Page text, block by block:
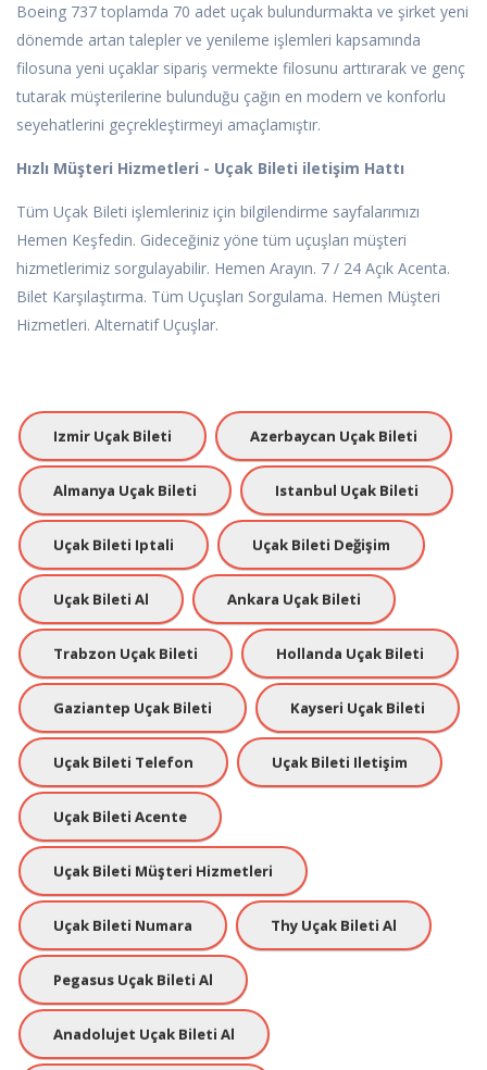
Boeing 737 toplamda 70 adet uçak bulundurmakta ve şirket yeni
dönemde artan talepler ve yenileme işlemleri kapsamında
filosuna yeni uçaklar sipariş vermekte filosunu arttırarak ve genç
tutarak müşterilerine bulunduğu çağın en modern ve konforlu
seyehatlerini geçrekleştirmeyi amaçlamıştır.
Hızlı Müşteri Hizmetleri - Uçak Bileti iletişim Hattı
Tüm Uçak Bileti işlemleriniz için bilgilendirme sayfalarımızı
Hemen Keşfedin. Gideceğiniz yöne tüm uçuşları müşteri
hizmetlerimiz sorgulayabilir. Hemen Arayın. 7 / 24 Açık Acenta.
Bilet Karşılaştırma. Tüm Uçuşları Sorgulama. Hemen Müşteri
Hizmetleri. Alternatif Uçuşlar.
Izmir Uçak Bileti Azerbaycan Uçak Bileti
Almanya Uçak Bileti Istanbul Uçak Bileti
Uçak Bileti Iptali Uçak Bileti Değişim
Uçak Bileti Al Ankara Uçak Bileti
Trabzon Uçak Bileti Hollanda Uçak Bileti
Gaziantep Uçak Bileti Kayseri Uçak Bileti
Uçak Bileti Telefon Uçak Bileti Iletişim
Uçak Bileti Acente
Uçak Bileti Müşteri Hizmetleri
Uçak Bileti Numara Thy Uçak Bileti Al
Pegasus Uçak Bileti Al
Anadolujet Uçak Bileti Al